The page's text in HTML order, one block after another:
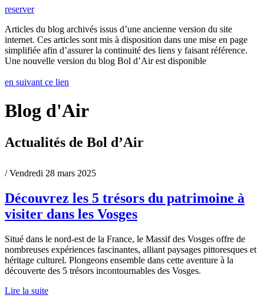
reserver
Articles du blog archivés issus d’une ancienne version du site
internet. Ces articles sont mis à disposition dans une mise en page
simplifiée afin d’assurer la continuité des liens y faisant référence.
Une nouvelle version du blog Bol d’Air est disponible
en suivant ce lien
Blog d'Air
Actualités de Bol d’Air
/ Vendredi 28 mars 2025
Découvrez les 5 trésors du patrimoine à
visiter dans les Vosges
Situé dans le nord-est de la France, le Massif des Vosges offre de
nombreuses expériences fascinantes, alliant paysages pittoresques et
héritage culturel. Plongeons ensemble dans cette aventure à la
découverte des 5 trésors incontournables des Vosges.
Lire la suite